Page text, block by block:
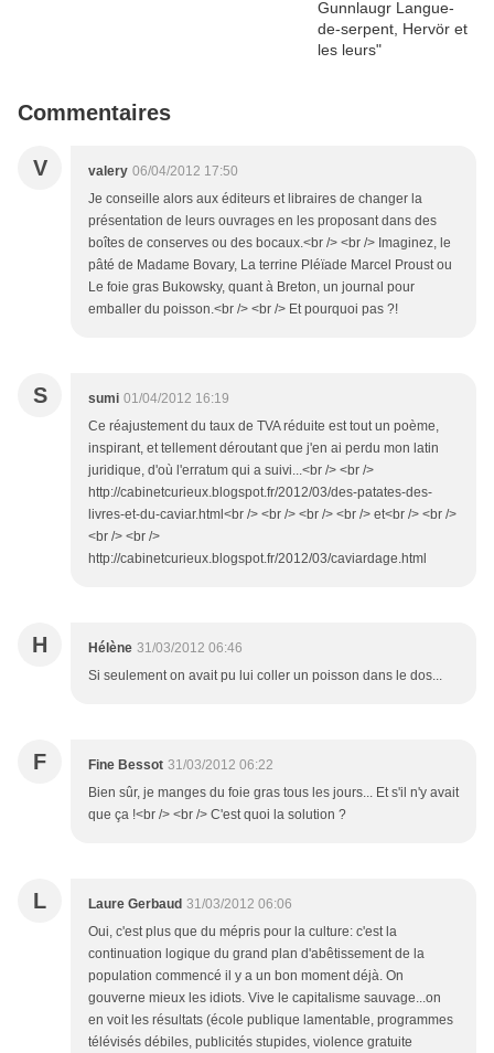
Commentaires
V valery 06/04/2012 17:50
Je conseille alors aux éditeurs et libraires de changer la
présentation de leurs ouvrages en les proposant dans des
boîtes de conserves ou des bocaux.<br /> <br /> Imaginez, le
pâté de Madame Bovary, La terrine Pléïade Marcel Proust ou
Le foie gras Bukowsky, quant à Breton, un journal pour
emballer du poisson.<br /> <br /> Et pourquoi pas ?!
S sumi 01/04/2012 16:19
Ce réajustement du taux de TVA réduite est tout un poème,
inspirant, et tellement déroutant que j'en ai perdu mon latin
juridique, d'où l'erratum qui a suivi...<br /> <br />
http://cabinetcurieux.blogspot.fr/2012/03/des-patates-des-
livres-et-du-caviar.html<br /> <br /> <br /> <br /> et<br /> <br />
<br /> <br />
http://cabinetcurieux.blogspot.fr/2012/03/caviardage.html
H Hélène 31/03/2012 06:46
Si seulement on avait pu lui coller un poisson dans le dos...
F Fine Bessot 31/03/2012 06:22
Bien sûr, je manges du foie gras tous les jours... Et s'il n'y avait
que ça !<br /> <br /> C'est quoi la solution ?
L Laure Gerbaud 31/03/2012 06:06
Oui, c'est plus que du mépris pour la culture: c'est la
continuation logique du grand plan d'abêtissement de la
population commencé il y a un bon moment déjà. On
gouverne mieux les idiots. Vive le capitalisme sauvage...on
en voit les résultats (école publique lamentable, programmes
télévisés débiles, publicités stupides, violence gratuite